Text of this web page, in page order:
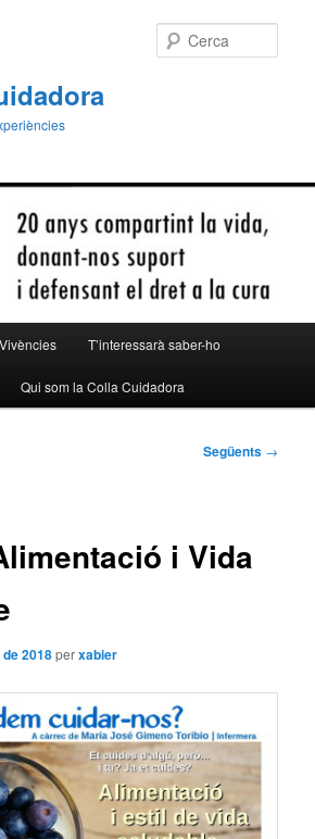
Vivències T’interessarà saber-ho
Qui som la Colla Cuidadora
Següents →
i Vida
2018perxabier